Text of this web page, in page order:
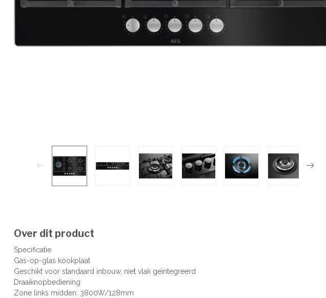
Over dit product
Specificatie
Gas-op-glas kookplaat
Geschikt voor standaard inbouw, niet vlak geïntegreerd
Draaiknopbediening
Zone links midden: 3800W/128mm